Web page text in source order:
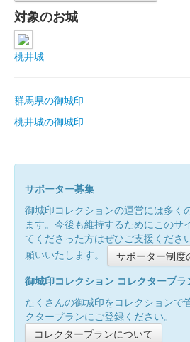
対象のお城
桃井城
群馬県の御城印
桃井城の御城印
サポーター募集
御城印コレクションの運営には多く
ます。今後も維持するためにこのサ
てくださった方はぜひご支援くださ
願いいたします。
サポーター制度
御城印コレクション コレクタープラ
たくさんの御城印をコレクションで
クタープランにご登録ください。
コレクタープランについて